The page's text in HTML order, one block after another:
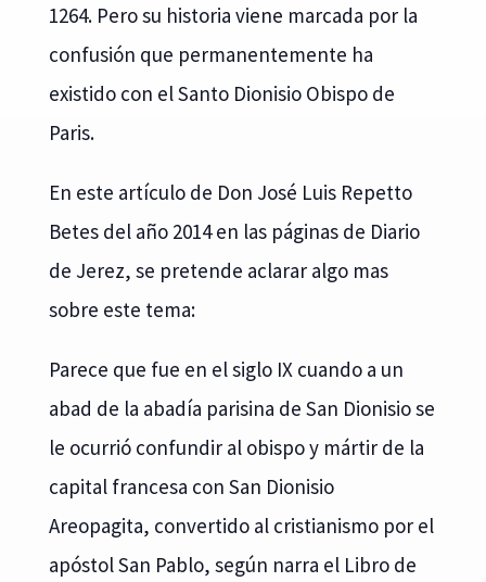
1264. Pero su historia viene marcada por la
confusión que permanentemente ha
existido con el Santo Dionisio Obispo de
Paris.
En este artículo de Don José Luis Repetto
Betes del año 2014 en las páginas de Diario
de Jerez, se pretende aclarar algo mas
sobre este tema:
Parece que fue en el siglo IX cuando a un
abad de la abadía parisina de San Dionisio se
le ocurrió confundir al obispo y mártir de la
capital francesa con San Dionisio
Areopagita, convertido al cristianismo por el
apóstol San Pablo, según narra el Libro de